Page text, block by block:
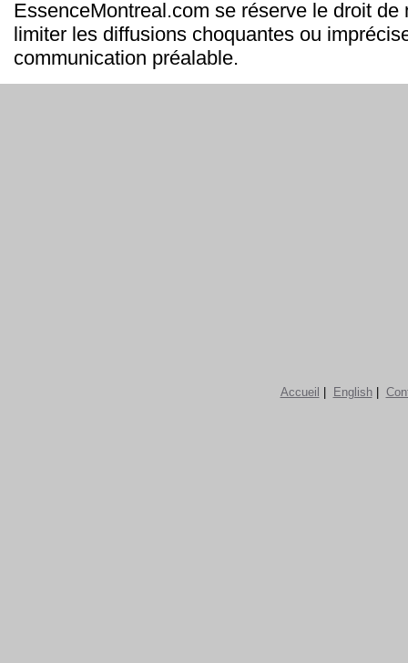
EssenceMontreal.com se réserve le droit de
limiter les diffusions choquantes ou
communication préalable.
Accueil English|